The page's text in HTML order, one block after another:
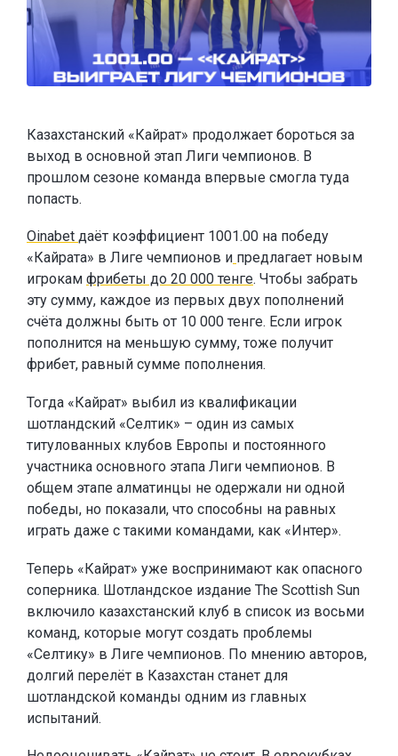
Казахстанский «Кайрат» продолжает бороться за
выход в основной этап Лиги чемпионов. В
прошлом сезоне команда впервые смогла туда
попасть.
Oinabet даёт коэффициент 1001.00 на победу
«Кайрата» в Лиге чемпионов и предлагает новым
игрокам фрибеты до 20 000 тенге. Чтобы забрать
эту сумму, каждое из первых двух пополнений
счёта должны быть от 10 000 тенге. Если игрок
пополнится на меньшую сумму, тоже получит
фрибет, равный сумме пополнения.
Тогда «Кайрат» выбил из квалификации
шотландский «Селтик» – один из самых
титулованных клубов Европы и постоянного
участника основного этапа Лиги чемпионов. В
общем этапе алматинцы не одержали ни одной
победы, но показали, что способны на равных
играть даже с такими командами, как «Интер».
Теперь «Кайрат» уже воспринимают как опасного
соперника. Шотландское издание The Scottish Sun
включило казахстанский клуб в список из восьми
команд, которые могут создать проблемы
«Селтику» в Лиге чемпионов. По мнению авторов,
долгий перелёт в Казахстан станет для
шотландской команды одним из главных
испытаний.